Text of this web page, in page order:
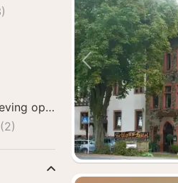
Vorige foto
op zaterdag en zondag(2)
(2)